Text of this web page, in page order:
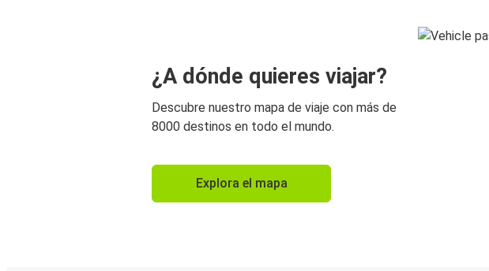
¿A dónde quieres viajar?
Descubre nuestro mapa de viaje con más de
8000 destinos en todo el mundo.
Explora el mapa